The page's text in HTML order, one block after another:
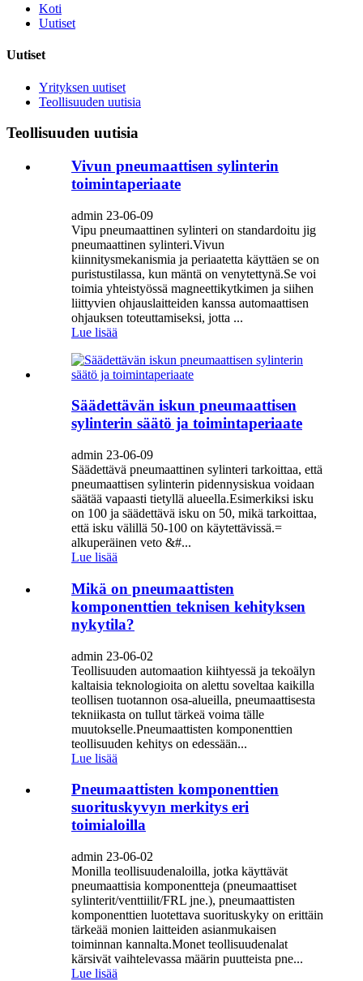
Koti
Uutiset
Uutiset
Yrityksen uutiset
Teollisuuden uutisia
Teollisuuden uutisia
Vivun pneumaattisen sylinterin
toimintaperiaate
admin 23-06-09
Vipu pneumaattinen sylinteri on standardoitu jig
pneumaattinen sylinteri.Vivun
kiinnitysmekanismia ja periaatetta käyttäen se on
puristustilassa, kun mäntä on venytettynä.Se voi
toimia yhteistyössä magneettikytkimen ja siihen
liittyvien ohjauslaitteiden kanssa automaattisen
ohjauksen toteuttamiseksi, jotta ...
Lue lisää
Säädettävän iskun pneumaattisen
sylinterin säätö ja toimintaperiaate
admin 23-06-09
Säädettävä pneumaattinen sylinteri tarkoittaa, että
pneumaattisen sylinterin pidennysiskua voidaan
säätää vapaasti tietyllä alueella.Esimerkiksi isku
on 100 ja säädettävä isku on 50, mikä tarkoittaa,
että isku välillä 50-100 on käytettävissä.=
alkuperäinen veto &#...
Lue lisää
Mikä on pneumaattisten
komponenttien teknisen kehityksen
nykytila?
admin 23-06-02
Teollisuuden automaation kiihtyessä ja tekoälyn
kaltaisia ​​teknologioita on alettu soveltaa kaikilla
teollisen tuotannon osa-alueilla, pneumaattisesta
tekniikasta on tullut tärkeä voima tälle
muutokselle.Pneumaattisten komponenttien
teollisuuden kehitys on edessään...
Lue lisää
Pneumaattisten komponenttien
suorituskyvyn merkitys eri
toimialoilla
admin 23-06-02
Monilla teollisuudenaloilla, jotka käyttävät
pneumaattisia komponentteja (pneumaattiset
sylinterit/venttiilit/FRL jne.), pneumaattisten
komponenttien luotettava suorituskyky on erittäin
tärkeää monien laitteiden asianmukaisen
toiminnan kannalta.Monet teollisuudenalat
kärsivät vaihtelevassa määrin puutteista pne...
Lue lisää